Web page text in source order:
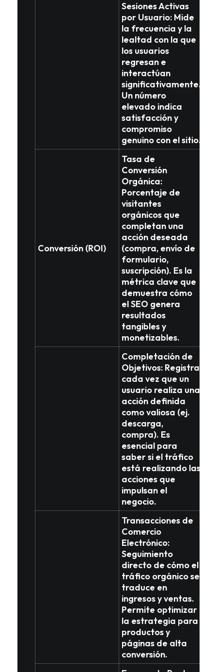
Sesiones Activas
por Usuario: Mide
la frecuencia y la
lealtad con la que
los usuarios
regresan e
interactúan
significativamente.
Un número
elevado indica
satisfacción y
compromiso
genuino con el sitio.
Conversión (ROI)
Tasa de
Conversión
Orgánica:
Porcentaje de
visitantes
orgánicos que
completan una
acción deseada
(compra, envío de
formulario,
suscripción). Es la
métrica clave que
demuestra cómo
el SEO genera
resultados
tangibles y
monetizables.
Completación de
Objetivos: Registra
cada vez que un
usuario realiza una
acción definida
como valiosa (ej.
descarga,
compra). Es
esencial para
saber si el tráfico
está realizando las
acciones que
impulsan el
negocio.
Transacciones de
Comercio
Electrónico:
Seguimiento
directo de cómo el
tráfico orgánico se
traduce en
ingresos y ventas.
Permite optimizar
la estrategia para
productos y
páginas de alta
conversión.